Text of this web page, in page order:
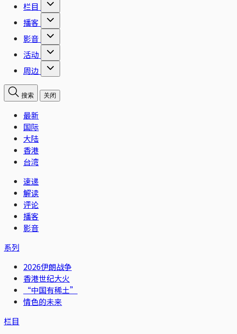
栏目
播客
影音
活动
周边
搜索 关闭
最新
国际
大陆
香港
台湾
速递
解读
评论
播客
影音
系列
2026伊朗战争
香港世纪大火
“中国有稀土”
情色的未来
栏目